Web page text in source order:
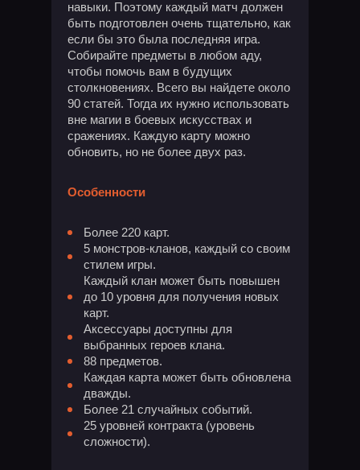
навыки. Поэтому каждый матч должен
быть подготовлен очень тщательно, как
если бы это была последняя игра.
Собирайте предметы в любом аду,
чтобы помочь вам в будущих
столкновениях. Всего вы найдете около
90 статей. Тогда их нужно использовать
вне магии в боевых искусствах и
сражениях. Каждую карту можно
обновить, но не более двух раз.
Особенности
Более 220 карт.
5 монстров-кланов, каждый со своим
стилем игры.
Каждый клан может быть повышен
до 10 уровня для получения новых
карт.
Аксессуары доступны для
выбранных героев клана.
88 предметов.
Каждая карта может быть обновлена
​​дважды.
Более 21 случайных событий.
25 уровней контракта (уровень
сложности).